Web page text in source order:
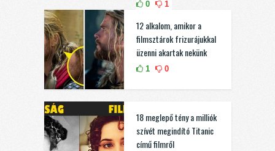
0 1
12 alkalom, amikor a
filmsztárok frizurájukkal
üzenni akartak nekünk
1 0
18 meglepő tény a milliók
szívét megindító Titanic
című filmről